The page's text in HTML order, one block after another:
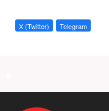
X (Twitter) Telegram